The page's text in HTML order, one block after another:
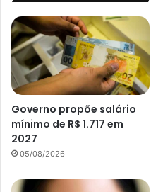
Governo propõe salário
mínimo de R$ 1.717 em
2027
05/08/2026